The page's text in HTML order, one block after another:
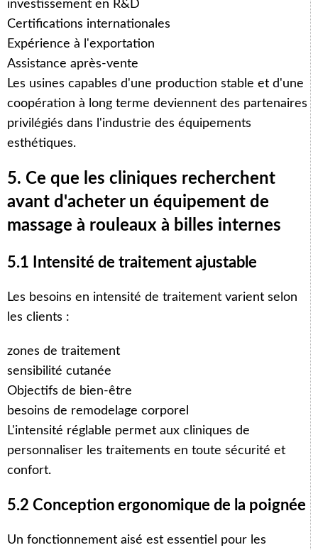
investissement en R&D
Certifications internationales
Expérience à l'exportation
Assistance après-vente
Les usines capables d'une production stable et d'une
coopération à long terme deviennent des partenaires
privilégiés dans l'industrie des équipements
esthétiques.
5. Ce que les cliniques recherchent
avant d'acheter un équipement de
massage à rouleaux à billes internes
5.1 Intensité de traitement ajustable
Les besoins en intensité de traitement varient selon
les clients :
zones de traitement
sensibilité cutanée
Objectifs de bien-être
besoins de remodelage corporel
L'intensité réglable permet aux cliniques de
personnaliser les traitements en toute sécurité et
confort.
5.2 Conception ergonomique de la poignée
Un fonctionnement aisé est essentiel pour les